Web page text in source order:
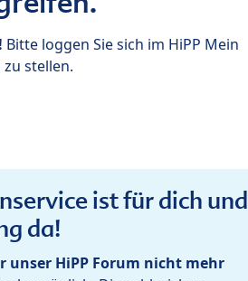
Bitte loggen Sie sich im HiPP Mein
stellen.
ist für dich und
da!
unser HiPP Forum nicht mehr